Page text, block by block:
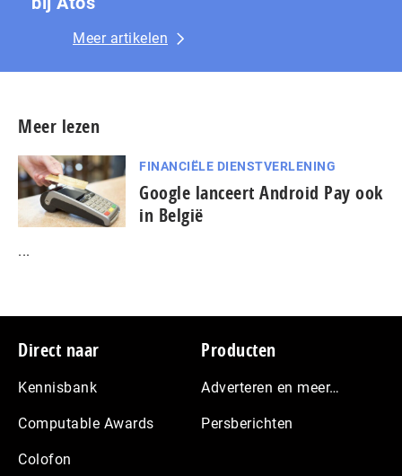
Meer artikelen
Meer lezen
FINANCIËLE DIENSTVERLENING
Google lanceert Android Pay ook
in België
...
Footer
Direct naar
Kennisbank
Computable Awards
Colofon
Producten
Adverteren en meer…
Persberichten